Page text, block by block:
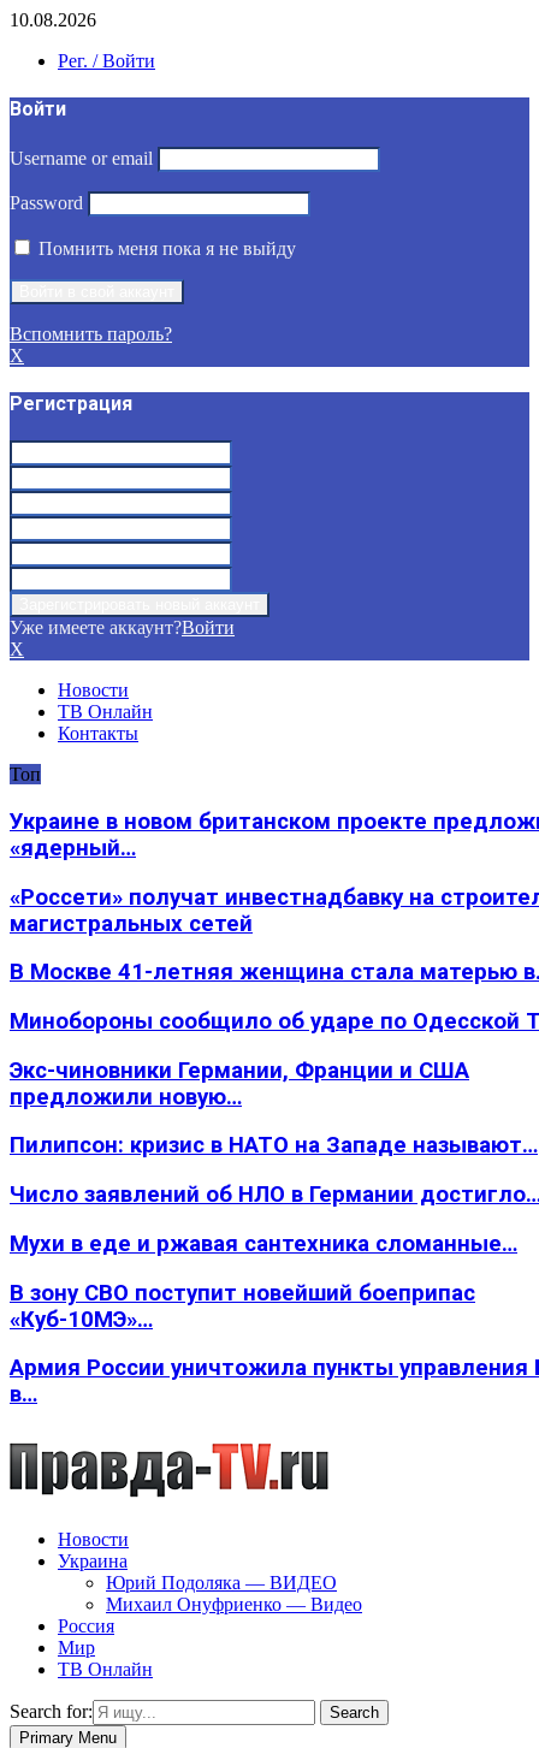
10.08.2026
Рег. / Войти
Войти
Username or email
Password
Помнить меня пока я не выйду
Вспомнить пароль?
X
Регистрация
Уже имеете аккаунт?Войти
X
Новости
ТВ Онлайн
Контакты
Топ
Украине в новом британском проекте
«ядерный…
«Россети» получат инвестнадбавку на
магистральных сетей
В Москве 41-летняя женщина стала матерью
Минобороны сообщило об ударе по Одесской
Экс-чиновники Германии, Франции и США
предложили новую…
Пилипсон: кризис в НАТО на Западе называют…
Число заявлений об НЛО в Германии
Мухи в еде и ржавая сантехника сломанные…
В зону СВО поступит новейший боеприпас
«Куб-10МЭ»…
Армия России уничтожила пункты
в…
Новости
Украина
Юрий Подоляка — ВИДЕО
Михаил Онуфриенко — Видео
Россия
Мир
ТВ Онлайн
Search for:
Search
Primary Menu